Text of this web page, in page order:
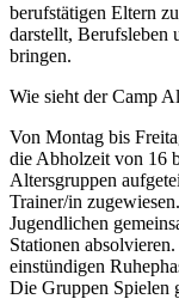
berufstätigen Eltern
darstellt, Berufsleben
bringen.
Wie sieht der Camp
Von Montag bis
die Abholzeit von 16
Altersgruppen
Trainer/in
Jugendlichen
Stationen
einstündigen
Die Gruppen Spielen